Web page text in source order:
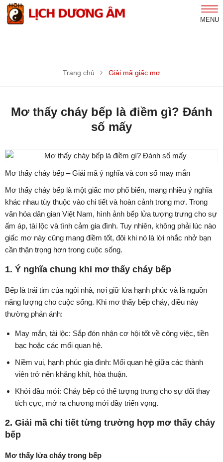
MENU
Trang chủ Giải mã giấc mơ
Mơ thấy cháy bếp là điềm gì? Đánh
số mấy
Mơ thấy cháy bếp – Giải mã ý nghĩa và con số may mắn
Mơ thấy cháy bếp là một giấc mơ phổ biến, mang nhiều ý nghĩa
khác nhau tùy thuộc vào chi tiết và hoàn cảnh trong mơ. Trong
văn hóa dân gian Việt Nam, hình ảnh bếp lửa tượng trưng cho sự
ấm áp, tài lộc và tình cảm gia đình. Tuy nhiên, không phải lúc nào
giấc mơ này cũng mang điềm tốt, đôi khi nó là lời nhắc nhở bạn
cần thận trọng hơn trong cuộc sống.
1. Ý nghĩa chung khi mơ thấy cháy bếp
Bếp là trái tim của ngôi nhà, nơi giữ lửa hạnh phúc và là nguồn
năng lượng cho cuộc sống. Khi mơ thấy bếp cháy, điều này
thường phản ánh:
May mắn, tài lộc: Sắp đón nhận cơ hội tốt về công việc, tiền
bạc hoặc các mối quan hệ.
Niềm vui, hạnh phúc gia đình: Mối quan hệ giữa các thành
viên trở nên khăng khít, hòa thuận.
Khởi đầu mới: Cháy bếp có thể tượng trưng cho sự đổi thay
tích cực, mở ra chương mới đầy triển vọng.
2. Giải mã chi tiết từng trường hợp mơ thấy cháy
bếp
Mơ thấy lửa cháy trong bếp